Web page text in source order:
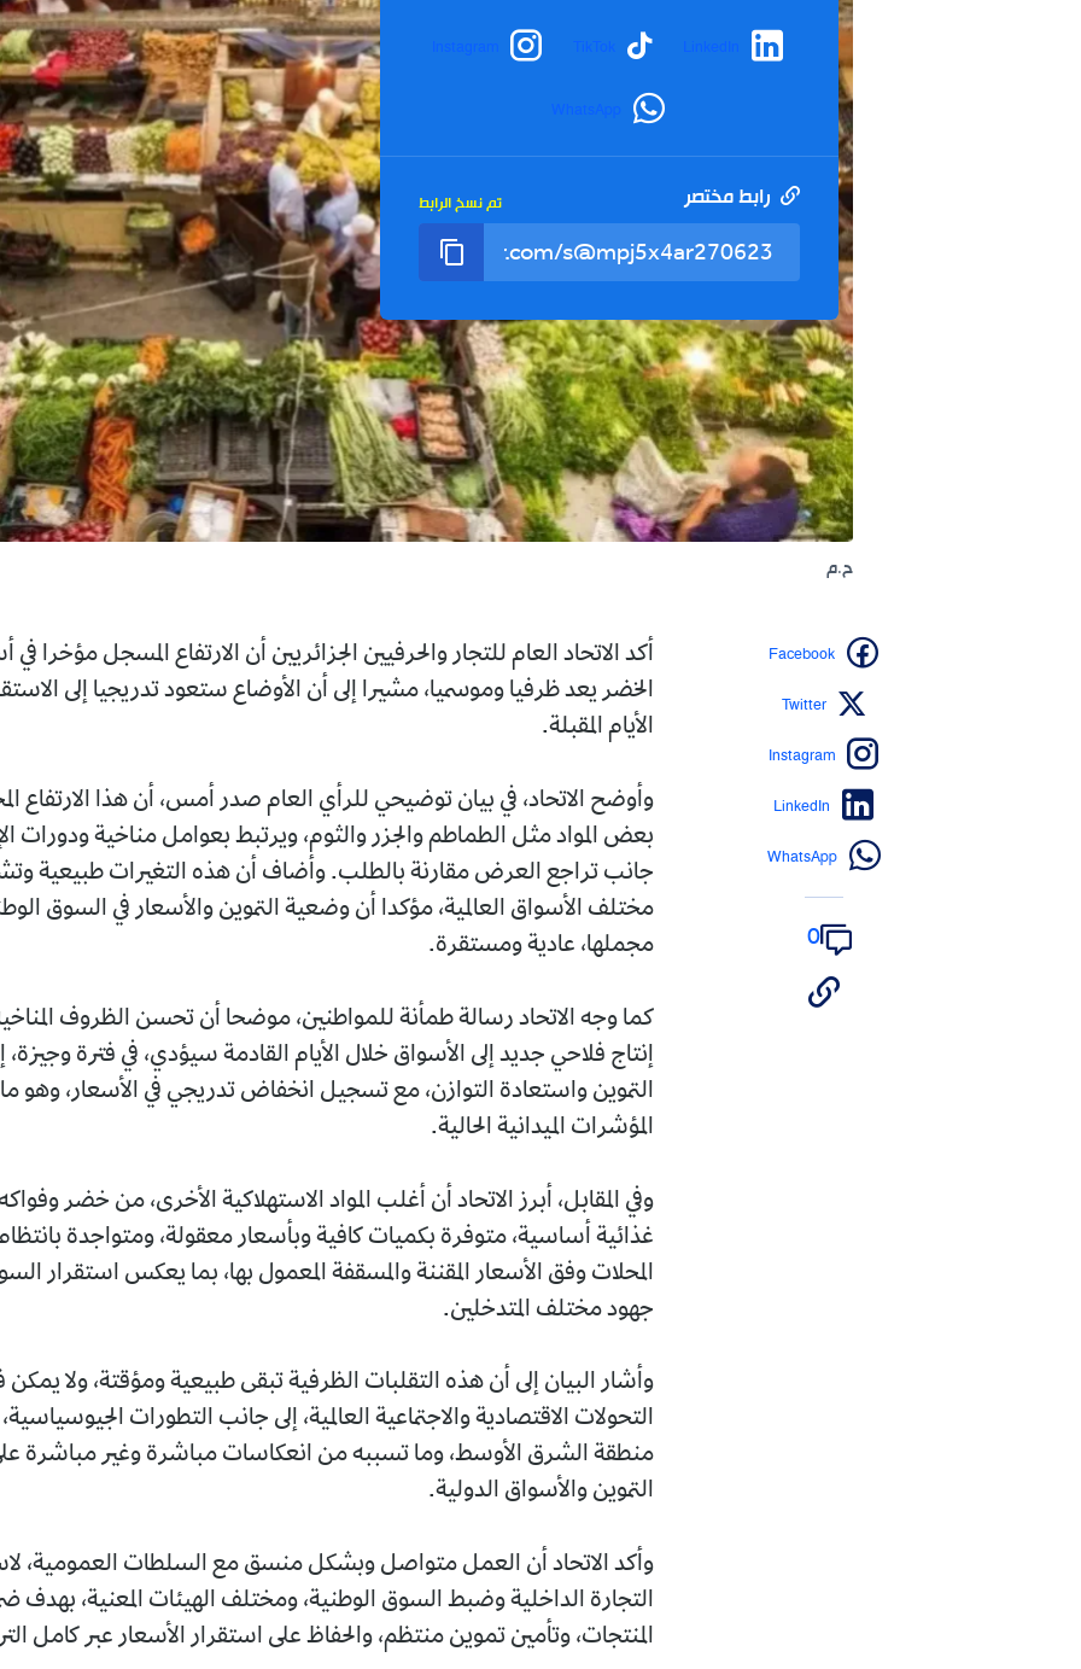
LinkedIn
TikTok
Instagram
WhatsApp
رابط مختصر
أكد الاتحاد العام للتجار والحرفيين الجزائريين أن الارتفاع المسجل مؤخرا في أسعار
الخضر يعد ظرفيا وموسميا، مشيرا إلى أن الأوضاع ستعود تدريجيا إلى الاستقرار خلال
الأيام المقبلة.
وأوضح الاتحاد، في بيان توضيحي للرأي العام صدر أمس، أن هذا الارتفاع المحدود شمل
بعض المواد مثل الطماطم والجزر والثوم، ويرتبط بعوامل مناخية ودورات الإنتاج، إلى
جانب تراجع العرض مقارنة بالطلب. وأضاف أن هذه التغيرات طبيعية وتشهدها
مختلف الأسواق العالمية، مؤكدا أن وضعية التموين والأسعار في السوق الوطنية تبقى،
مجملها، عادية ومستقرة.
كما وجه الاتحاد رسالة طمأنة للمواطنين، موضحا أن تحسن الظروف المناخية ودخول
إنتاج فلاحي جديد إلى الأسواق خلال الأيام القادمة سيؤدي، في فترة وجيزة، إلى تحسين
التموين واستعادة التوازن، مع تسجيل انخفاض تدريجي في الأسعار، وهو ما تؤكده
المؤشرات الميدانية الحالية.
وفي المقابل، أبرز الاتحاد أن أغلب المواد الاستهلاكية الأخرى، من خضر وفواكه ومواد
غذائية أساسية، متوفرة بكميات كافية وبأسعار معقولة، ومتواجدة بانتظام في رفوف
المحلات وفق الأسعار المقننة والمسقفة المعمول بها، بما يعكس استقرار السوق ونجاعة
جهود مختلف المتدخلين.
وأشار البيان إلى أن هذه التقلبات الظرفية تبقى طبيعية ومؤقتة، ولا يمكن فصلها عن
التحولات الاقتصادية والاجتماعية العالمية، إلى جانب التطورات الجيوسياسية، خاصة في
منطقة الشرق الأوسط، وما تسببه من انعكاسات مباشرة وغير مباشرة على سلاسل
التموين والأسواق الدولية.
وأكد الاتحاد أن العمل متواصل وبشكل منسق مع السلطات العمومية، لاسيما وزارة
التجارة الداخلية وضبط السوق الوطنية، ومختلف الهيئات المعنية، بهدف ضمان وفرة
المنتجات، وتأمين تموين منتظم، والحفاظ على استقرار الأسعار عبر كامل التراب
Facebook
Instagram
LinkedIn
WhatsApp